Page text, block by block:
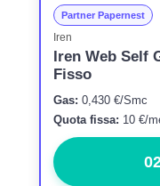
Partner Papernest
Iren
Iren Web Self
Fisso
Gas: 0,430 €/Smc
Quota fissa: 10 €/